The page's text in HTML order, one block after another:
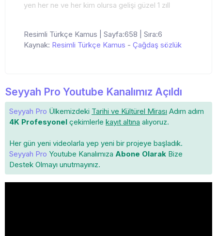
yen her ne ve her kim olursa gelişi güzel 1 zıll
Resimli Türkçe Kamus | Sayfa:658 | Sıra:6
Kaynak: Resimli Türkçe Kamus - Çağdaş sözlük
Seyyah Pro Youtube Kanalımız Açıldı
Seyyah Pro Ülkemizdeki Tarihi ve Kültürel Mirası Adım adım
4K Profesyonel çekimlerle kayıt altına alıyoruz.
Her gün yeni videolarla yep yeni bir projeye başladık.
Seyyah Pro Youtube Kanalımıza Abone Olarak Bize
Destek Olmayı unutmayınız.